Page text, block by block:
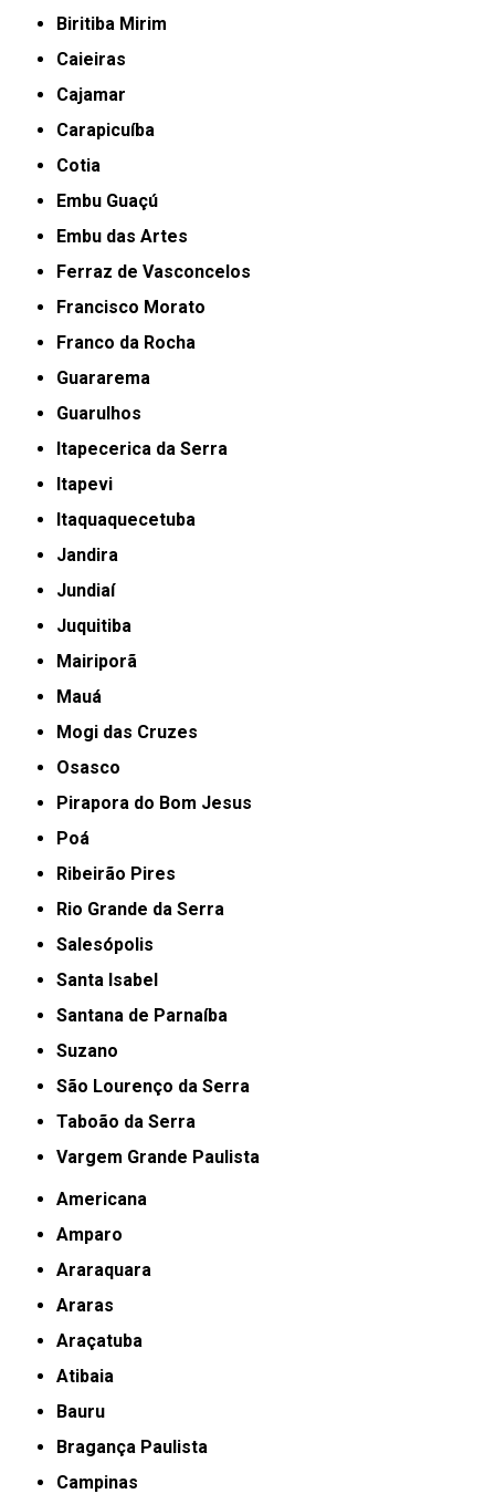
Biritiba Mirim
Caieiras
Cajamar
Carapicuíba
Cotia
Embu Guaçú
Embu das Artes
Ferraz de Vasconcelos
Francisco Morato
Franco da Rocha
Guararema
Guarulhos
Itapecerica da Serra
Itapevi
Itaquaquecetuba
Jandira
Jundiaí
Juquitiba
Mairiporã
Mauá
Mogi das Cruzes
Osasco
Pirapora do Bom Jesus
Poá
Ribeirão Pires
Rio Grande da Serra
Salesópolis
Santa Isabel
Santana de Parnaíba
Suzano
São Lourenço da Serra
Taboão da Serra
Vargem Grande Paulista
Americana
Amparo
Araraquara
Araras
Araçatuba
Atibaia
Bauru
Bragança Paulista
Campinas